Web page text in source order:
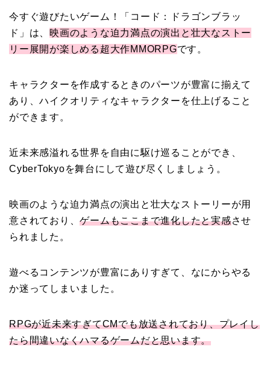
今すぐ遊びたいゲーム！「コード：ドラゴンブラッ
ド」は、 映画のような迫力満点の演出と壮大なストー
リー展開が楽しめる超大作MMORPGです。
キャラクターを作成するときのパーツが豊富に揃えて
あり、ハイクオリティなキャラクターを仕上げること
ができます。
近未来感溢れる世界を自由に駆け巡ることができ、
CyberTokyoを舞台にして遊び尽くしましょう。
映画のような迫力満点の演出と壮大なストーリーが用
意されており、ゲームもここまで進化したと実感させ
られました。
遊べるコンテンツが豊富にありすぎて、なにからやる
か迷ってしまいました。
RPGが近未来すぎてCMでも放送されており、プレイし
たら間違いなくハマるゲームだと思います。